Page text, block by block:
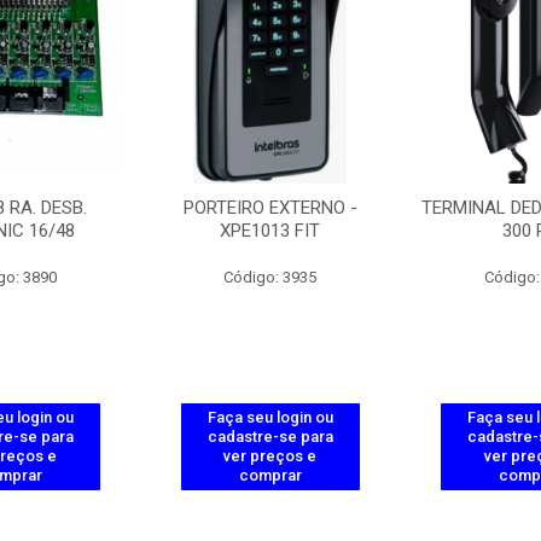
RA. DESB.
16/48
3890
login ou
se para
e
PORTEIRO EXTERNO -
XPE1013 FIT
Código: 3935
Faça seu login ou
cadastre-se para
ver preços e
comprar
TERMINAL
300
Faça seu
ver